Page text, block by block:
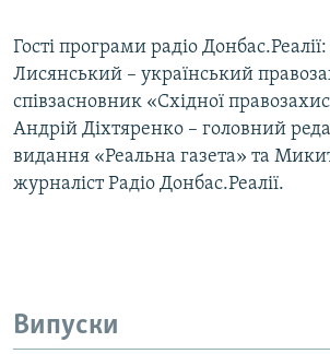
ДОЛУЧАЙСЯ!
Гості програми радіо
Лисянський – український
співзасновник «Східної
Андрій Діхтяренко – головний
видання «Реальна газета» та
журналіст Радіо Донбас.Реалії.
Випуски